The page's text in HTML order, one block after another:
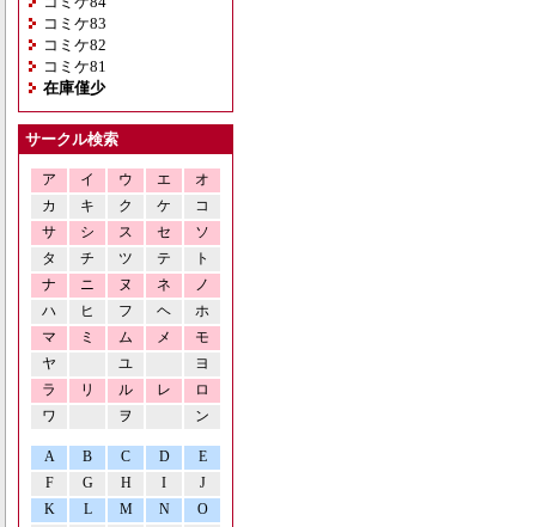
コミケ83
コミケ82
コミケ81
在庫僅少
サークル検索
ア イ ウ エ
オ
カ
キ ク ケ
コ
サ
シ ス セ
ソ
タ
チ ツ テ
ト
ナ
ニ ヌ ネ
ノ
ハ
ヒ フ ヘ
ホ
マ
ミ ム メ
モ
ヤ
ユ
ヨ
ラ
リ ル レ
ロ
ワ
ヲ ン
A B C D
E
F
G H I
J
K
L M N O